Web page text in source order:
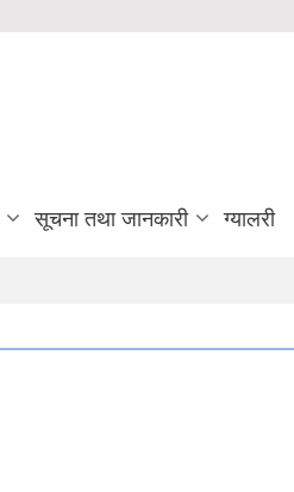
सूचना तथा जानकारी ग्यालरी